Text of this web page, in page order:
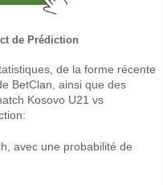
de Prédiction
de la forme récente
BetClan, ainsi que des
Kosovo U21 vs
avec une probabilité de